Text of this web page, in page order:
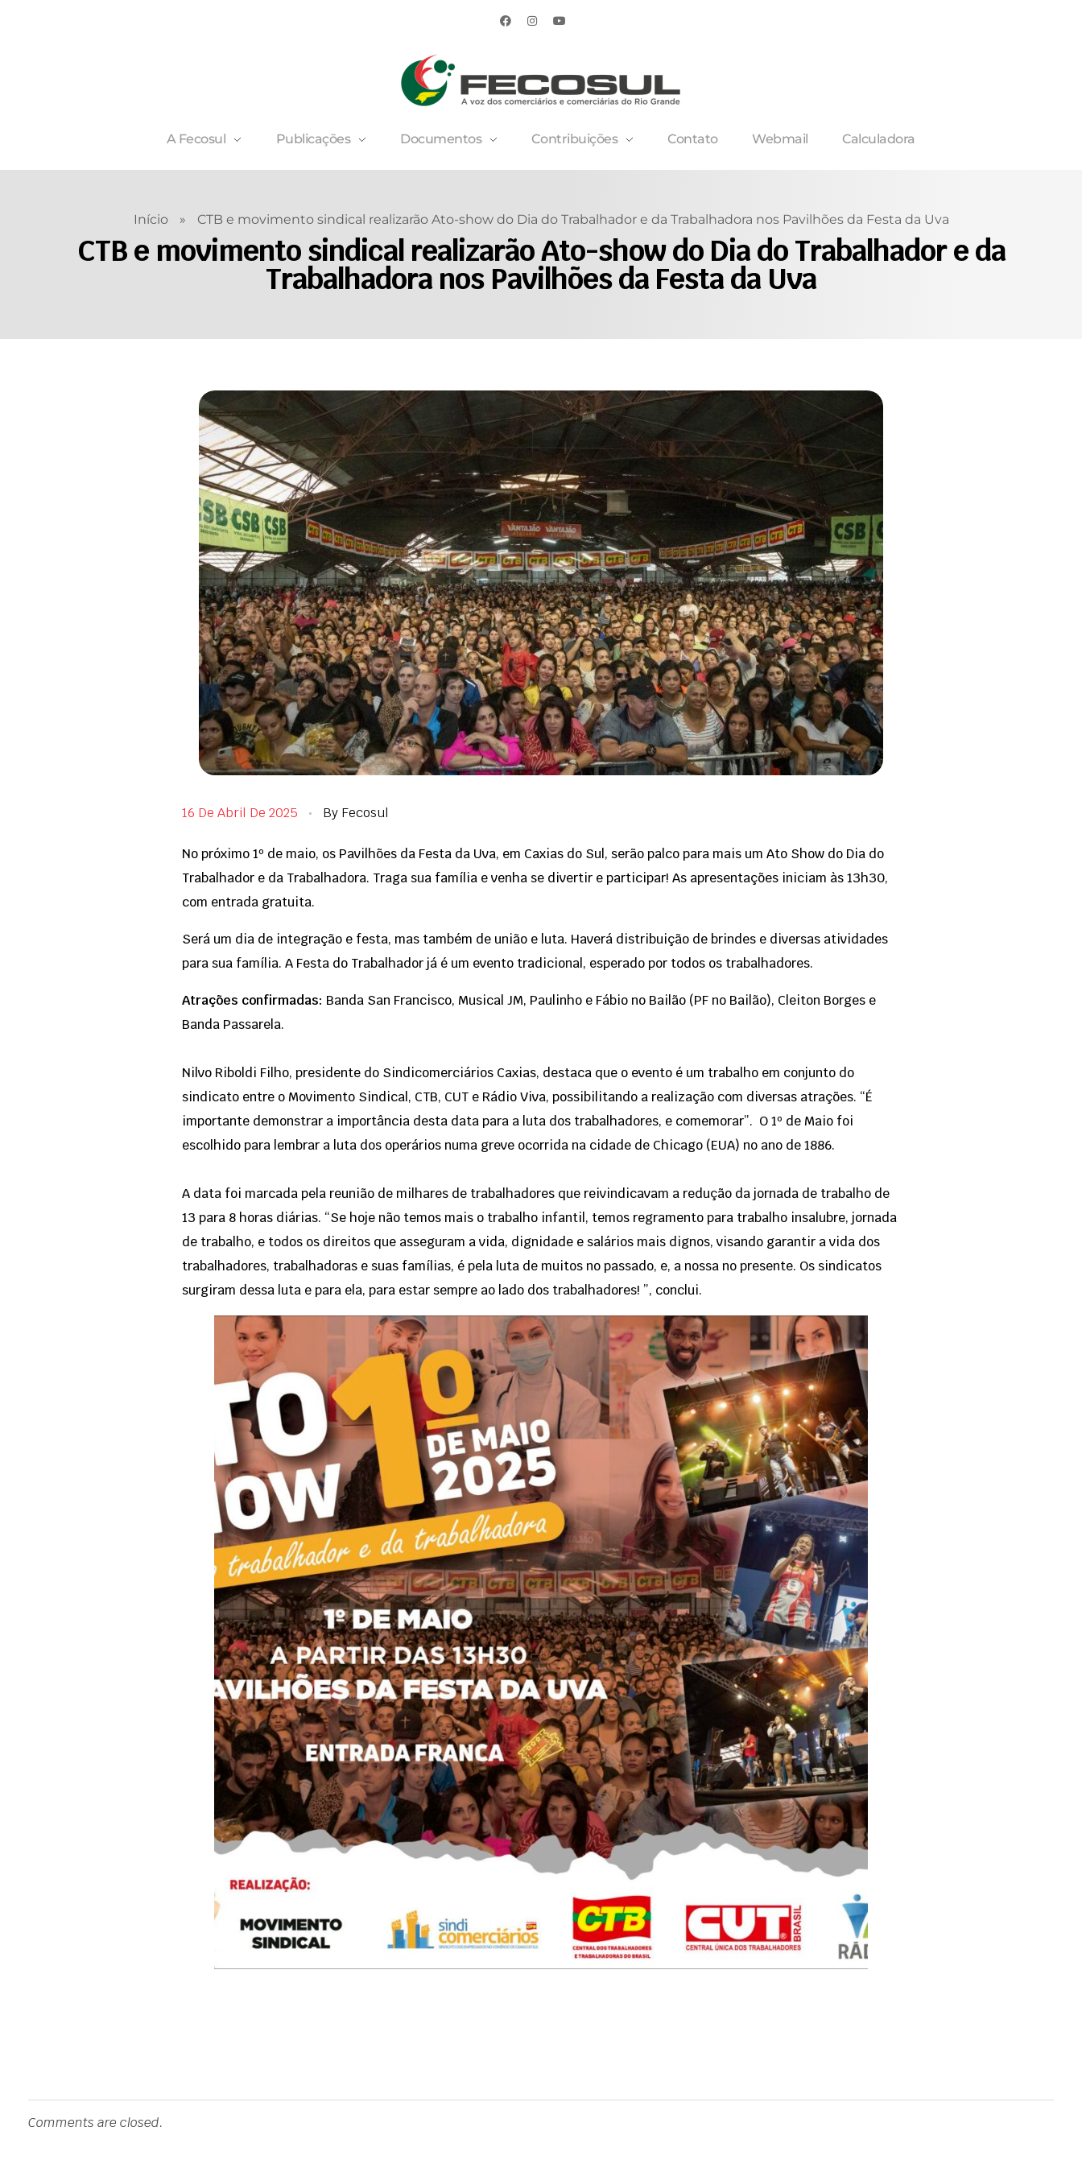
A Fecosul Publicações Documentos Contribuições Contato Webmail Calculadora
Início » CTB e movimento sindical realizarão Ato-show do Dia do Trabalhador e da Trabalhadora nos Pavilhões da Festa da Uva
CTB e movimento sindical realizarão Ato-show do Dia do Trabalhador e da
Trabalhadora nos Pavilhões da Festa da Uva
16 De Abril De 2025 By Fecosul
No próximo 1º de maio, os Pavilhões da Festa da Uva, em Caxias do Sul, serão palco para mais um Ato Show do Dia do
Trabalhador e da Trabalhadora. Traga sua família e venha se divertir e participar! As apresentações iniciam às 13h30,
com entrada gratuita.
Será um dia de integração e festa, mas também de união e luta. Haverá distribuição de brindes e diversas atividades
para sua família. A Festa do Trabalhador já é um evento tradicional, esperado por todos os trabalhadores.
Atrações confirmadas: Banda San Francisco, Musical JM, Paulinho e Fábio no Bailão (PF no Bailão), Cleiton Borges e
Banda Passarela.
Nilvo Riboldi Filho, presidente do Sindicomerciários Caxias, destaca que o evento é um trabalho em conjunto do
sindicato entre o Movimento Sindical, CTB, CUT e Rádio Viva, possibilitando a realização com diversas atrações. “É
importante demonstrar a importância desta data para a luta dos trabalhadores, e comemorar”. O 1º de Maio foi
escolhido para lembrar a luta dos operários numa greve ocorrida na cidade de Chicago (EUA) no ano de 1886.
A data foi marcada pela reunião de milhares de trabalhadores que reivindicavam a redução da jornada de trabalho de
13 para 8 horas diárias. “Se hoje não temos mais o trabalho infantil, temos regramento para trabalho insalubre, jornada
de trabalho, e todos os direitos que asseguram a vida, dignidade e salários mais dignos, visando garantir a vida dos
trabalhadores, trabalhadoras e suas famílias, é pela luta de muitos no passado, e, a nossa no presente. Os sindicatos
surgiram dessa luta e para ela, para estar sempre ao lado dos trabalhadores! ”, conclui.
Comments are closed.